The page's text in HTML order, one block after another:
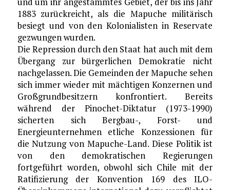
1883 zurückreicht, als die Mapuche militärisch
besiegt und von den Kolonialisten in Reservate
gezwungen wurden.
Die Repression durch den Staat hat auch mit dem
Übergang zur bürgerlichen Demokratie nicht
nachgelassen. Die Gemeinden der Mapuche sehen
sich immer wieder mit mächtigen Konzernen und
Großgrundbesitzern konfrontiert. Bereits
während der Pinochet-Diktatur (1973-1990)
sicherten sich Bergbau-, Forst- und
Energieunternehmen etliche Konzessionen für
die Nutzung von Mapuche-Land. Diese Politik ist
von den demokratischen Regierungen
fortgeführt worden, obwohl sich Chile mit der
Ratifizierung der Konvention 169 des ILO-